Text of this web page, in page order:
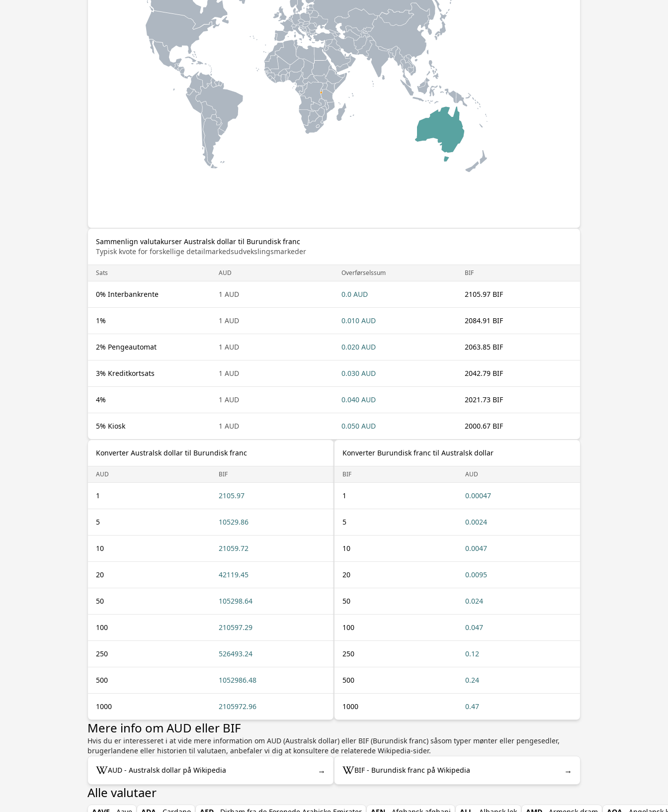
Sammenlign valutakurser Australsk dollar til Burundisk franc
Typisk kvote for forskellige detailmarkedsudvekslingsmarkeder
Sats AUD Overførselssum BIF
0% Interbankrente 1 AUD 0.0 AUD 2105.97 BIF
1% 1 AUD 0.010 AUD 2084.91 BIF
2% Pengeautomat 1 AUD 0.020 AUD 2063.85 BIF
3% Kreditkortsats 1 AUD 0.030 AUD 2042.79 BIF
4% 1 AUD 0.040 AUD 2021.73 BIF
5% Kiosk 1 AUD 0.050 AUD 2000.67 BIF
Konverter Australsk dollar til Burundisk franc
AUD BIF
1 2105.97
5 10529.86
10 21059.72
20 42119.45
50 105298.64
100 210597.29
250 526493.24
500 1052986.48
1000 2105972.96
Konverter Burundisk franc til Australsk dollar
BIF AUD
1 0.00047
5 0.0024
10 0.0047
20 0.0095
50 0.024
100 0.047
250 0.12
500 0.24
1000 0.47
Mere info om AUD eller BIF
Hvis du er interesseret i at vide mere information om AUD (Australsk dollar) eller BIF (Burundisk franc) såsom typer mønter eller pengesedler,
brugerlandene eller historien til valutaen, anbefaler vi dig at konsultere de relaterede Wikipedia-sider.
AUD - Australsk dollar på Wikipedia → BIF - Burundisk franc på Wikipedia →
Alle valutaer